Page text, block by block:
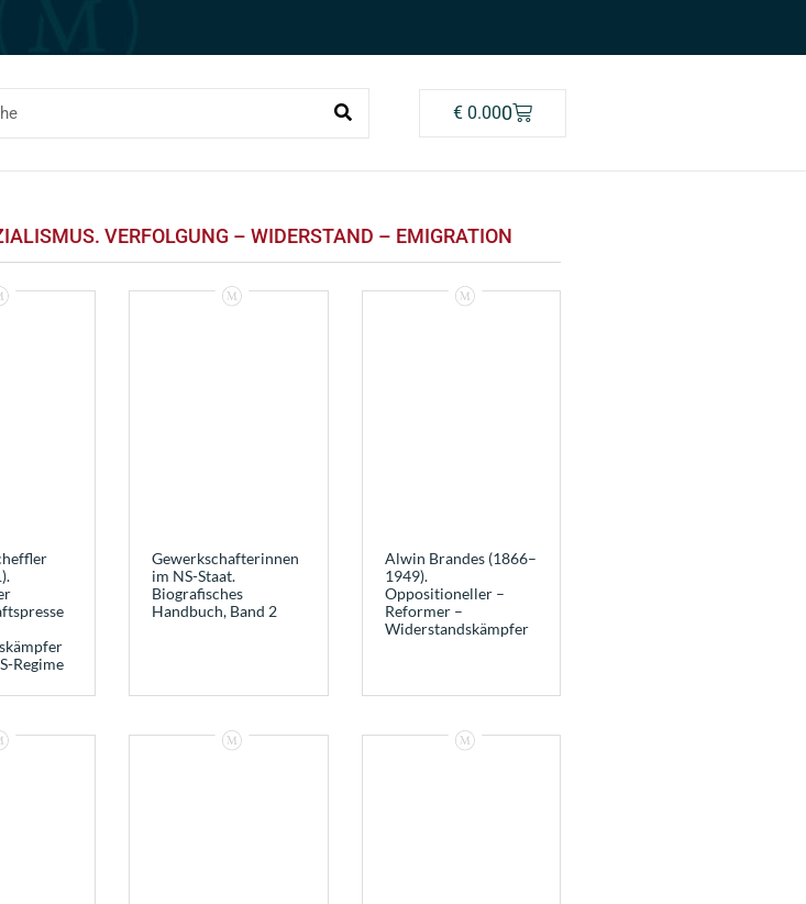
€0.000
VERFOLGUNG – WIDERSTAND – EMIGRATION
Regime
Gewerkschafterinnen
im NS-Staat.
Biografisches
Handbuch, Band 2
Alwin Brandes (1866–
1949).
Oppositioneller –
Reformer –
Widerstandskämpfer